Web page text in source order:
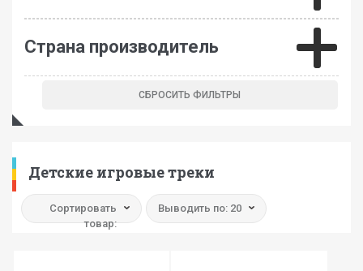
Страна производитель
Детские игровые треки
Сортировать
товар:
Выводить по: 20